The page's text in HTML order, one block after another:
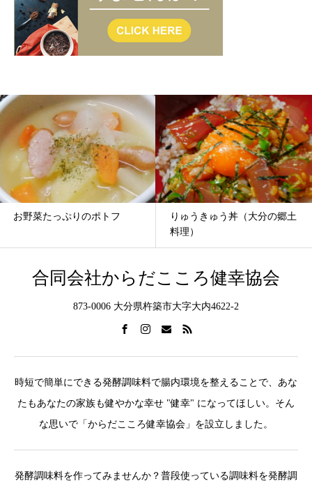
お野菜たっぷりのポトフ
りゅうきゅう丼（大分の郷土
料理）
合同会社からだこころ健幸協会
873-0006 大分県杵築市大字大内4622-2
時短で簡単にできる発酵調味料で腸内環境を整えることで、あな
たもあなたの家族も健やかな幸せ "健幸" になってほしい。そん
な思いで「からだこころ健幸協会」を設立しました。
発酵調味料を作ってみませんか？普段使っている調味料を発酵調